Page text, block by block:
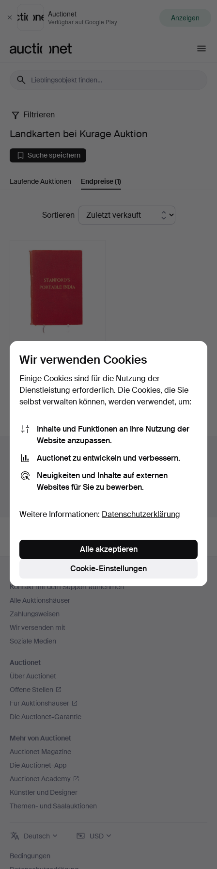
Schließen
Auctionet
Verfügbar auf Google Play Anzeigen
Landkarten
bei
Kurage
Auktion
Filtrieren
Landkarten bei Kurage Auktion
Suche speichern
Laufende Auktionen Endpreise(1)
EndpreiseSortieren
Portable map of India. En…
Beendet 7. Jun 2026
11 Gebote
170 USD
Sie suchen in unserem Archiv der beendeten
Auktionen.
Fußzeilen-
Navigation
Kontakt mit dem Support aufnehmen
Alle Auktionshäuser
Zahlungsweisen
Wir versenden mit
Soziale Medien
Auctionet
Über Auctionet
Offene Stellen
Für Auktionshäuser
Die Auctionet-Garantie
Mehr von Auctionet
Auctionet Magazine
Die Auctionet-App
Auctionet Academy
Künstler und Designer
Themen- und Saalauktionen
Deutsch USD
Bedingungen
Wir verwenden Cookies
Einige Cookies sind für die Nutzung der
Dienstleistung erforderlich. Die Cookies, die Sie
selbst verwalten können, werden verwendet, um:
Inhalte und Funktionen an Ihre Nutzung der
Website anzupassen.
Auctionet zu entwickeln und verbessern.
Neuigkeiten und Inhalte auf externen
Websites für Sie zu bewerben.
Weitere Informationen: Datenschutzerklärung
Cookie-Einstellungen
Alle akzeptieren